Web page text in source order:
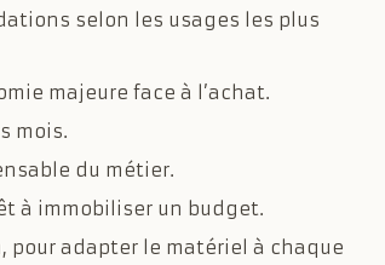
selon les usages les plus
majeure face à l’achat.
mois.
du métier.
à immobiliser un budget.
pour adapter le matériel à chaque